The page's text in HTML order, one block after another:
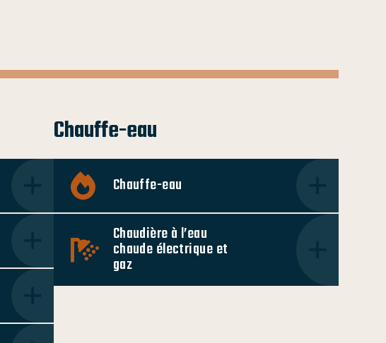
Chauffe-eau
Chauffe-eau
Chaudière à l’eau
chaude électrique et
gaz